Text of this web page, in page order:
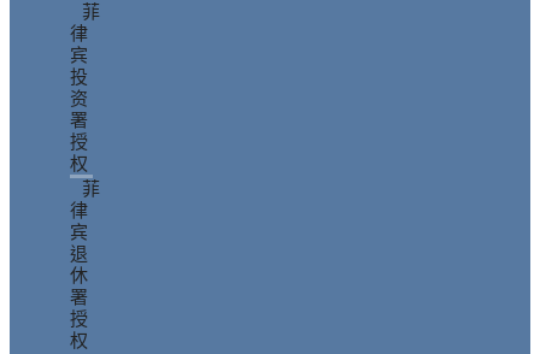
菲
律
宾
投
资
署
授
权
菲
律
宾
退
休
署
授
权